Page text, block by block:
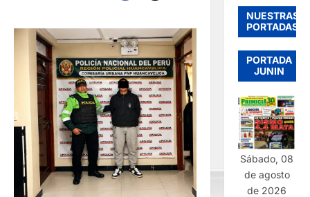
NUESTRAS
PORTADAS
PORTADA
JUNIN
Sábado, 08
de agosto
de 2026